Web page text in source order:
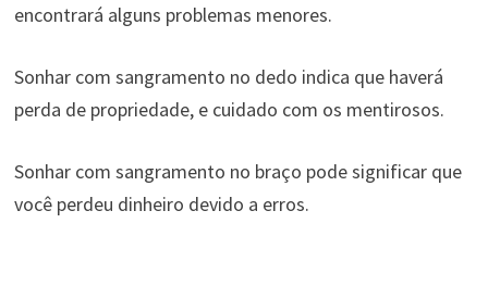
encontrará alguns problemas menores.
Sonhar com sangramento no dedo indica que haverá
perda de propriedade, e cuidado com os mentirosos.
Sonhar com sangramento no braço pode significar que
você perdeu dinheiro devido a erros.